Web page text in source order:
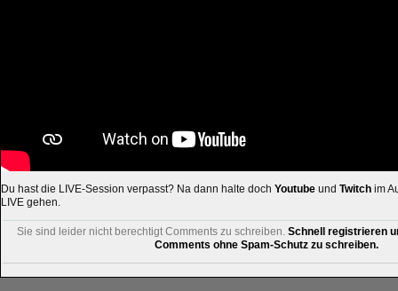
Du hast die LIVE-Session verpasst? Na dann halte doch Youtube und Twitch im
LIVE gehen.
Sie sind leider nicht berechtigt Comments zu schreiben. Schnell registrieren
Comments ohne Spam-Schutz zu schreiben.